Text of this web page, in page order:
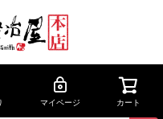
マイページ カート